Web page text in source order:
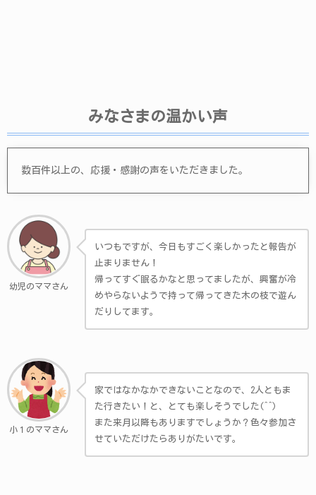
みなさまの温かい声
数百件以上の、応援・感謝の声をいただきました。
幼児のママさん
いつもですが、今日もすごく楽しかったと報告が
止まりません！
帰ってすぐ眠るかなと思ってましたが、興奮が冷
めやらないようで持って帰ってきた木の枝で遊ん
だりしてます。
小１のママさん
家ではなかなかできないことなので、2人ともま
た行きたい！と、とても楽しそうでした(^^)
また来月以降もありますでしょうか？色々参加さ
せていただけたらありがたいです。